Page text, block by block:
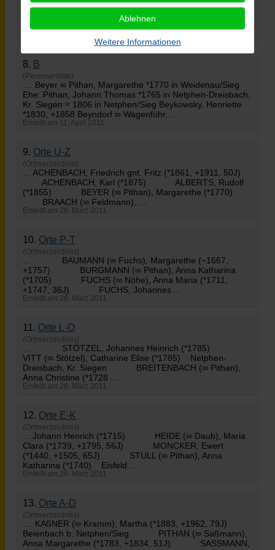
Eichert, Maria Elisabeth *1748 in Netphen-Dreisbach, Kr.
Siegen ≈ 1773 Eickhoff, Dietrich *1856, +1925 Ehe: Simon
∞ Eickhoff, Anna *1863 ∞ 1883 ...
8. B
(Personenliste)
... Beyer ∞ Pithan , Margarethe *1770 in Weidenau/Sieg
Ehe: Pithan, Johann Thomas *1765 in Netphen-Dreisbach,
Kr. Siegen ≈ 1806 in Netphen/Sieg Beykowsky, Henriette
*1830, +1858 Beyndorf ∞ Wagenführ, ...
Erstellt am 11. April 2011
9. Orte U-Z
(Ortsverzeichnis)
... ACHENBACH, Friedrich gnt. Fritz (*1861, +1911, 50J)
ACHENBACH, Karl (*1875) ALBERTS, Rudolf
(*1855) BEYER (∞ Pithan), Margarethe (*1770)
BRAACH (∞ Feldmann), ...
Erstellt am 26. März 2011
10. Orte P-T
(Ortsverzeichnis)
... BAUMANN (∞ Fuchs), Margarethe (~1667,
+1757) BURGMANN (∞ Pithan), Anna Katharina
(*1705) FUCHS (∞ Nöhe), Anna Maria (*1711,
+1747, 36J) FUCHS, Johannes ...
Erstellt am 26. März 2011
11. Orte L-O
(Ortsverzeichnis)
... STÖTZEL, Johannes Heinrich (*1785)
VITT (∞ Stötzel), Catharine Elise (*1785) Netphen-
Dreisbach, Kr. Siegen BREITENBACH (∞ Pithan),
Anna Christine (*1728 ...
Erstellt am 26. März 2011
12. Orte E-K
(Ortsverzeichnis)
... Johann Henrich (*1715) HEIDE (∞ Daub), Maria
Clara (*1739, +1795, 56J) MONCKER, Ewert
(*1440, +1505, 65J) STULL (∞ Pithan), Anna
Katharina (*1740) Eisfeld ...
Erstellt am 26. März 2011
13. Orte A-D
(Ortsverzeichnis)
... KAßNER (∞ Kramm), Martha (*1883, +1962, 79J)
Beienbach b. Netphen/Sieg PITHAN (∞ Saßmann),
Anna Margarethe (*1783, +1834, 51J) SASSMANN,
Ablehnen
Weitere Informationen